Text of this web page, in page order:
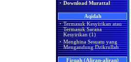
· Download Murattal
Aqidah
· Termasuk Kesyirikan atau
Termasuk Sarana
Kesyirikan (1)
· Menghina Sesuatu yang
Mengandung Dzikrullah
Firqah (Aliran-aliran)